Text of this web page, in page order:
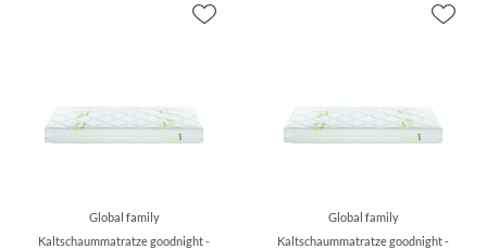
Global family
Kaltschaummatratze goodnight -
Global family
Kaltschaummatratze goodnight -